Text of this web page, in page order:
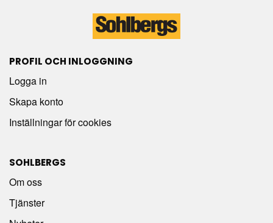
PROFIL OCH INLOGGNING
Logga in
Skapa konto
Inställningar för cookies
SOHLBERGS
Om oss
Tjänster